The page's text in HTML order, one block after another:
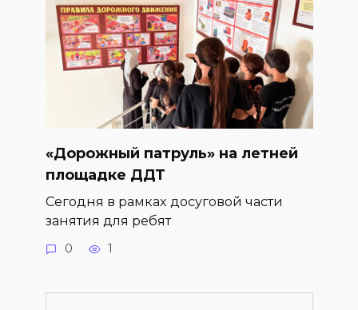
«Дорожный патруль» на летней
площадке ДДТ
Сегодня в рамках досуговой части
занятия для ребят
0 1